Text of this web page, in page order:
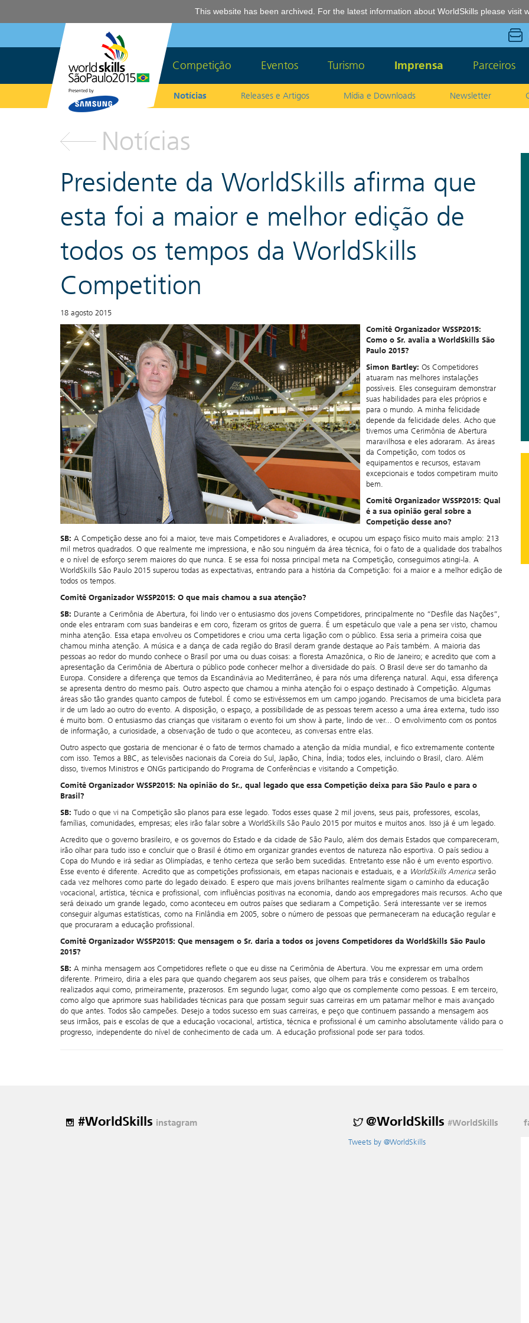
This website has been archived. For the latest information about WorldSkills please visit
Competição Eventos Turismo Imprensa Parceiros
Notícias Releases e Artigos Mídia e Downloads Newsletter
Notícias
Presidente da WorldSkills afirma que
esta foi a maior e melhor edição de
todos os tempos da WorldSkills
Competition
18 agosto 2015
Comitê Organizador WSSP2015:
Como o Sr. avalia a WorldSkills São
Paulo 2015?
Simon Bartley: Os Competidores
atuaram nas melhores instalações
possíveis. Eles conseguiram demonstrar
suas habilidades para eles próprios e
para o mundo. A minha felicidade
depende da felicidade deles. Acho que
tivemos uma Cerimônia de Abertura
maravilhosa e eles adoraram. As áreas
da Competição, com todos os
equipamentos e recursos, estavam
excepcionais e todos competiram muito
bem.
Comitê Organizador WSSP2015: Qual
é a sua opinião geral sobre a
Competição desse ano?
SB: A Competição desse ano foi a maior, teve mais Competidores e Avaliadores, e ocupou um espaço físico muito mais amplo: 213
mil metros quadrados. O que realmente me impressiona, e não sou ninguém da área técnica, foi o fato de a qualidade dos trabalhos
e o nível de esforço serem maiores do que nunca. E se essa foi nossa principal meta na Competição, conseguimos atingi-la. A
WorldSkills São Paulo 2015 superou todas as expectativas, entrando para a história da Competição: foi a maior e a melhor edição de
todos os tempos.
Comitê Organizador WSSP2015: O que mais chamou a sua atenção?
SB: Durante a Cerimônia de Abertura, foi lindo ver o entusiasmo dos jovens Competidores, principalmente no “Desfile das Nações”,
onde eles entraram com suas bandeiras e em coro, fizeram os gritos de guerra. É um espetáculo que vale a pena ser visto, chamou
minha atenção. Essa etapa envolveu os Competidores e criou uma certa ligação com o público. Essa seria a primeira coisa que
chamou minha atenção. A música e a dança de cada região do Brasil deram grande destaque ao País também. A maioria das
pessoas ao redor do mundo conhece o Brasil por uma ou duas coisas: a floresta Amazônica, o Rio de Janeiro; e acredito que com a
apresentação da Cerimônia de Abertura o público pode conhecer melhor a diversidade do país. O Brasil deve ser do tamanho da
Europa. Considere a diferença que temos da Escandinávia ao Mediterrâneo, é para nós uma diferença natural. Aqui, essa diferença
se apresenta dentro do mesmo país. Outro aspecto que chamou a minha atenção foi o espaço destinado à Competição. Algumas
áreas são tão grandes quanto campos de futebol. É como se estivéssemos em um campo jogando. Precisamos de uma bicicleta para
ir de um lado ao outro do evento. A disposição, o espaço, a possibilidade de as pessoas terem acesso a uma área externa, tudo isso
é muito bom. O entusiasmo das crianças que visitaram o evento foi um show à parte, lindo de ver... O envolvimento com os pontos
de informação, a curiosidade, a observação de tudo o que aconteceu, as conversas entre elas.
Outro aspecto que gostaria de mencionar é o fato de termos chamado a atenção da mídia mundial, e fico extremamente contente
com isso. Temos a BBC, as televisões nacionais da Coreia do Sul, Japão, China, Índia; todos eles, incluindo o Brasil, claro. Além
disso, tivemos Ministros e ONGs participando do Programa de Conferências e visitando a Competição.
Comitê Organizador WSSP2015: Na opinião do Sr., qual legado que essa Competição deixa para São Paulo e para o
Brasil?
SB: Tudo o que vi na Competição são planos para esse legado. Todos esses quase 2 mil jovens, seus pais, professores, escolas,
famílias, comunidades, empresas; eles irão falar sobre a WorldSkills São Paulo 2015 por muitos e muitos anos. Isso já é um legado.
Acredito que o governo brasileiro, e os governos do Estado e da cidade de São Paulo, além dos demais Estados que compareceram,
irão olhar para tudo isso e concluir que o Brasil é ótimo em organizar grandes eventos de natureza não esportiva. O país sediou a
Copa do Mundo e irá sediar as Olimpíadas, e tenho certeza que serão bem sucedidas. Entretanto esse não é um evento esportivo.
Esse evento é diferente. Acredito que as competições profissionais, em etapas nacionais e estaduais, e a WorldSkills America serão
cada vez melhores como parte do legado deixado. E espero que mais jovens brilhantes realmente sigam o caminho da educação
vocacional, artística, técnica e profissional, com influências positivas na economia, dando aos empregadores mais recursos. Acho que
será deixado um grande legado, como aconteceu em outros países que sediaram a Competição. Será interessante ver se iremos
conseguir algumas estatísticas, como na Finlândia em 2005, sobre o número de pessoas que permaneceram na educação regular e
que procuraram a educação profissional.
Comitê Organizador WSSP2015: Que mensagem o Sr. daria a todos os jovens Competidores da WorldSkills São Paulo
2015?
SB: A minha mensagem aos Competidores reflete o que eu disse na Cerimônia de Abertura. Vou me expressar em uma ordem
diferente. Primeiro, diria a eles para que quando chegarem aos seus países, que olhem para trás e considerem os trabalhos
realizados aqui como, primeiramente, prazerosos. Em segundo lugar, como algo que os complemente como pessoas. E em terceiro,
como algo que aprimore suas habilidades técnicas para que possam seguir suas carreiras em um patamar melhor e mais avançado
do que antes. Todos são campeões. Desejo a todos sucesso em suas carreiras, e peço que continuem passando a mensagem aos
seus irmãos, pais e escolas de que a educação vocacional, artística, técnica e profissional é um caminho absolutamente válido para o
progresso, independente do nível de conhecimento de cada um. A educação profissional pode ser para todos.
#WorldSkills instagram @WorldSkills #WorldSkills
Tweets by @WorldSkills